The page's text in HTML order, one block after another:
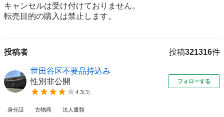
キャンセルは受け付けておりません。
転売⽬的の購⼊は禁⽌します。
投稿者 投稿321316件
世田谷区不要品持込み
性別非公開
4.3(3)
フォローする
身分証 古物商 法人書類